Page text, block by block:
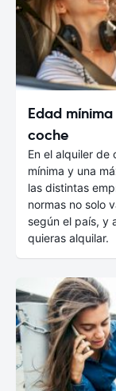
Edad
coche
En el alquiler de
mínima y una
las distintas
normas no solo
según el país, y
quieras alquilar.